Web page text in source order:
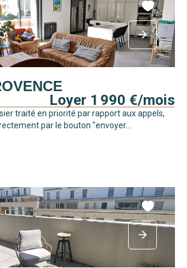
Loyer 1 990 €/mois
traité en priorité par rapport aux appels,
par le bouton "envoyer...